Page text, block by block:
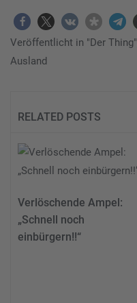
Veröffentlicht in "Der Thing"
Ausland
RELATED POSTS
Verlöschende Ampel:
„Schnell noch
einbürgern!!“